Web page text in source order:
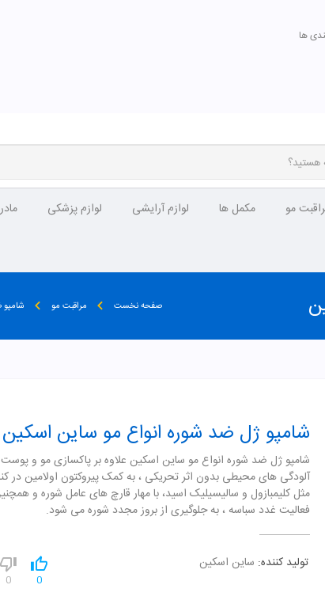
ها
مو مکمل ها لوازم آرایشی لوازم پزشکی
صفحه نخست مراقبت مو
شامپو ژل ضد شوره انواع مو ساین اسکین
شامپو ژل ضد شوره انواع مو ساین اسکین علاوه بر پاکسازی مو و
آلودگی های محیطی بدون اثر تحریکی ، به کمک پیروکتون اولامین در
مثل کلیمبازول و سالیسیلیک اسید، با مهار قارچ های عامل شوره و
فعالیت غدد سباسه ، به جلوگیری از بروز مجدد شوره می شود.
تولید کننده: ساین اسکین
0
0